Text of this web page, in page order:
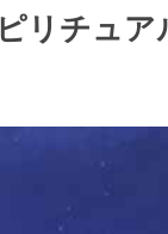
リチュア